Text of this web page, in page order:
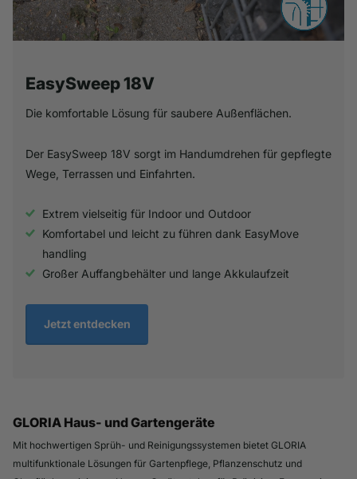
EasySweep 18V
Die komfortable Lösung für saubere Außenflächen.
Der EasySweep 18V sorgt im Handumdrehen für gepflegte
Wege, Terrassen und Einfahrten.
Extrem vielseitig für Indoor und Outdoor
Komfortabel und leicht zu führen dank EasyMove
handling
Großer Auffangbehälter und lange Akkulaufzeit
Jetzt entdecken
GLORIA Haus- und Gartengeräte
Mit hochwertigen Sprüh- und Reinigungssystemen bietet GLORIA
multifunktionale Lösungen für Gartenpflege, Pflanzenschutz und